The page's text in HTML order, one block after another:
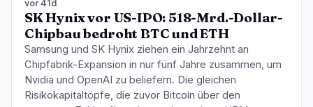
vor 41d
SK Hynix vor US-IPO: 518-Mrd.-Dollar-
Chipbau bedroht BTC und ETH
Samsung und SK Hynix ziehen ein Jahrzehnt an
Chipfabrik-Expansion in nur fünf Jahre zusammen, um
Nvidia und OpenAI zu beliefern. Die gleichen
Risikokapitaltöpfe, die zuvor Bitcoin über den